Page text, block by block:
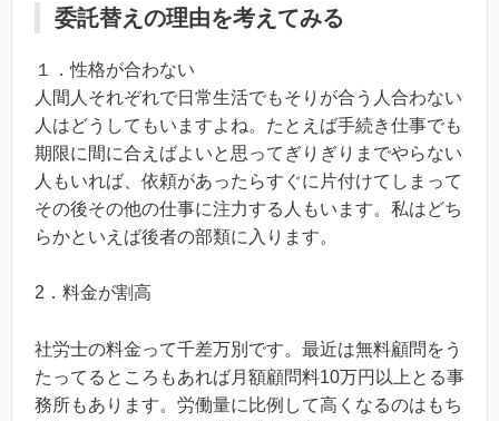
委託替えの理由を考えてみる
１．性格が合わない
人間人それぞれで日常生活でもそりが合う人合わない
人はどうしてもいますよね。たとえば手続き仕事でも
期限に間に合えばよいと思ってぎりぎりまでやらない
人もいれば、依頼があったらすぐに片付けてしまって
その後その他の仕事に注力する人もいます。私はどち
らかといえば後者の部類に入ります。
2．料金が割高
社労士の料金って千差万別です。最近は無料顧問をう
たってるところもあれば月額顧問料10万円以上とる事
務所もあります。労働量に比例して高くなるのはもち